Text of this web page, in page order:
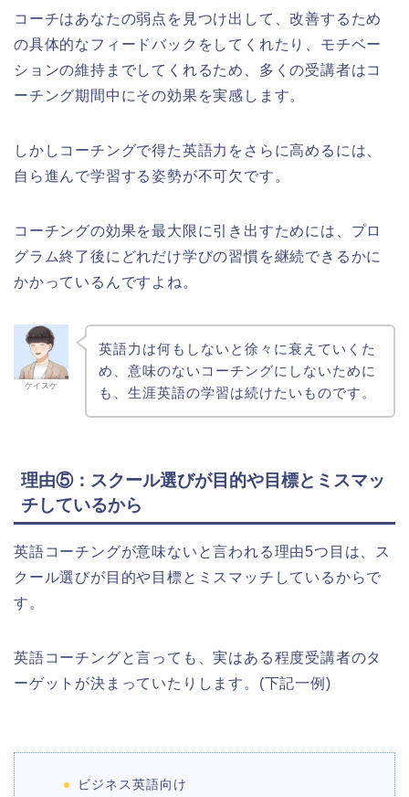
コーチはあなたの弱点を見つけ出して、改善するため
の具体的なフィードバックをしてくれたり、モチベー
ションの維持までしてくれるため、多くの受講者はコ
ーチング期間中にその効果を実感します。
しかしコーチングで得た英語力をさらに高めるには、
自ら進んで学習する姿勢が不可欠です。
コーチングの効果を最大限に引き出すためには、プロ
グラム終了後にどれだけ学びの習慣を継続できるかに
かかっているんですよね。
ケイスケ
英語力は何もしないと徐々に衰えていくた
め、意味のないコーチングにしないために
も、生涯英語の学習は続けたいものです。
理由⑤：スクール選びが目的や目標とミスマッ
チしているから
英語コーチングが意味ないと言われる理由5つ目は、ス
クール選びが目的や目標とミスマッチしているからで
す。
英語コーチングと言っても、実はある程度受講者のタ
ーゲットが決まっていたりします。(下記一例)
ビジネス英語向け